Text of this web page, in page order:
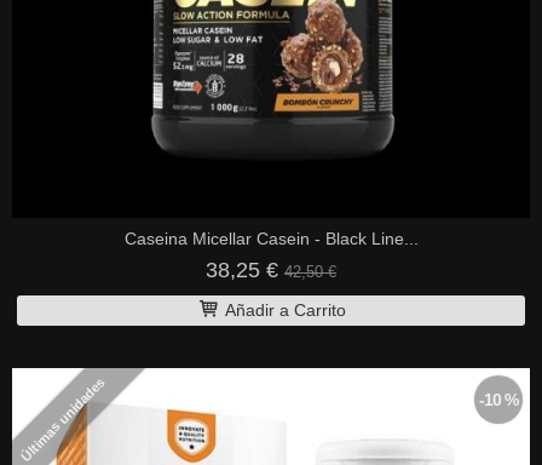
Caseina Micellar Casein - Black Line...
38,25 € 42,50 €
Añadir a Carrito
Últimas unidades -10 %